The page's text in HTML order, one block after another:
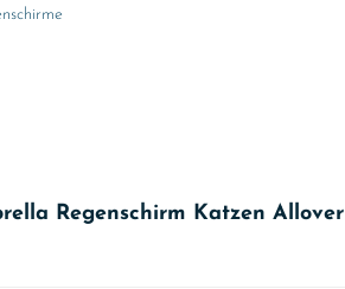
Regenschirm Katzen Allover